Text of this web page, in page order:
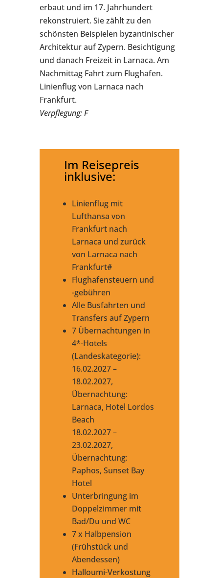
erbaut und im 17. Jahrhundert
rekonstruiert. Sie zählt zu den
schönsten Beispielen byzantinischer
Architektur auf Zypern. Besichtigung
und danach Freizeit in Larnaca. Am
Nachmittag Fahrt zum Flughafen.
Linienflug von Larnaca nach
Frankfurt.
Verpflegung: F
Im Reisepreis
inklusive:
Linienflug mit
Lufthansa von
Frankfurt nach
Larnaca und zurück
von Larnaca nach
Frankfurt#
Flughafensteuern und
-gebühren
Alle Busfahrten und
Transfers auf Zypern
7 Übernachtungen in
4*-Hotels
(Landeskategorie):
16.02.2027 –
18.02.2027,
Übernachtung:
Larnaca, Hotel Lordos
Beach
18.02.2027 –
23.02.2027,
Übernachtung:
Paphos, Sunset Bay
Hotel
Unterbringung im
Doppelzimmer mit
Bad/Du und WC
7 x Halbpension
(Frühstück und
Abendessen)
Halloumi-Verkostung